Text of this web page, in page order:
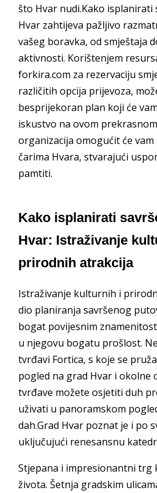
što Hvar nudi.Kako
Hvar zahtijeva pažljivo
vašeg boravka, od smještaja
aktivnosti. Korištenjem
forkira.com za rezervaciju
različitih opcija prijevoza,
besprijekoran plan koji će
iskustvo na ovom
organizacija omogućit će vam
čarima Hvara, stvarajući
pamtiti.
Kako isplanirati
Hvar: Istraživanje
prirodnih atrakcija
Istraživanje kulturnih i
dio planiranja savršenog
bogat povijesnim
u njegovu bogatu prošlost.
tvrđavi Fortica, s koje se
pogled na grad Hvar i okolne
tvrđave možete osjetiti duh
uživati u panoramskom
dah.Grad Hvar poznat je i po
uključujući renesansnu
Stjepana i impresionantni trg
života. Šetnja gradskim